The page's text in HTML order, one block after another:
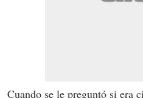
Cuando se le preguntó si era